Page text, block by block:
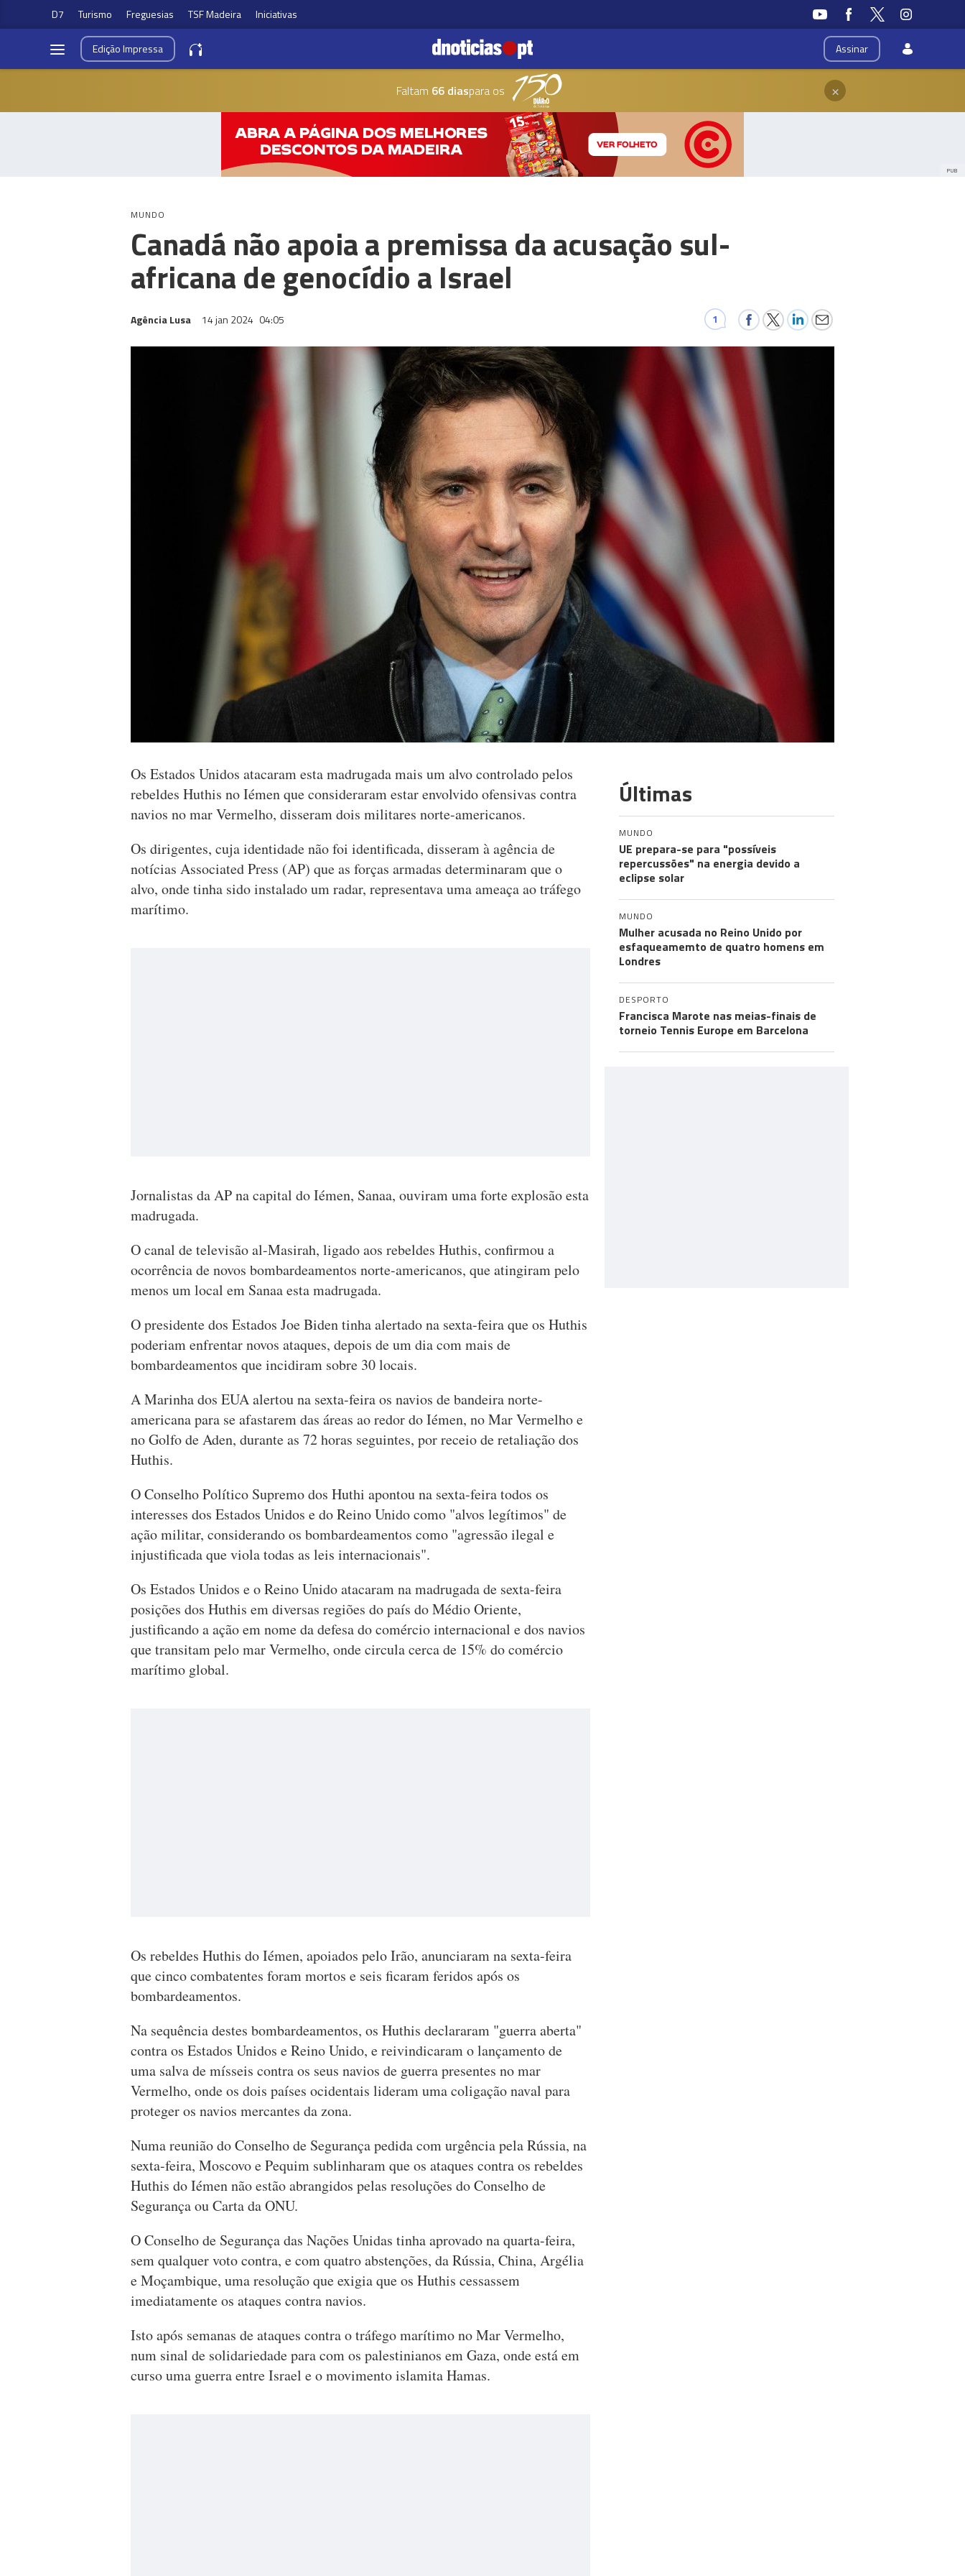
D7 Turismo Freguesias TSF Madeira Iniciativas
Assinar
EdiçãoImpressa
Faltam 66 diaspara os ×
PUB
MUNDO
Canadá não apoia a premissa da acusação sul-
africana de genocídio a Israel
Agência Lusa 14 jan 2024 04:05 1
Os Estados Unidos atacaram esta madrugada mais um alvo controlado pelos
rebeldes Huthis no Iémen que consideraram estar envolvido ofensivas contra
navios no mar Vermelho, disseram dois militares norte-americanos.
Os dirigentes, cuja identidade não foi identificada, disseram à agência de
notícias Associated Press (AP) que as forças armadas determinaram que o
alvo, onde tinha sido instalado um radar, representava uma ameaça ao tráfego
marítimo.
Jornalistas da AP na capital do Iémen, Sanaa, ouviram uma forte explosão esta
madrugada.
O canal de televisão al-Masirah, ligado aos rebeldes Huthis, confirmou a
ocorrência de novos bombardeamentos norte-americanos, que atingiram pelo
menos um local em Sanaa esta madrugada.
O presidente dos Estados Joe Biden tinha alertado na sexta-feira que os Huthis
poderiam enfrentar novos ataques, depois de um dia com mais de
bombardeamentos que incidiram sobre 30 locais.
A Marinha dos EUA alertou na sexta-feira os navios de bandeira norte-
americana para se afastarem das áreas ao redor do Iémen, no Mar Vermelho e
no Golfo de Aden, durante as 72 horas seguintes, por receio de retaliação dos
Huthis.
O Conselho Político Supremo dos Huthi apontou na sexta-feira todos os
interesses dos Estados Unidos e do Reino Unido como "alvos legítimos" de
ação militar, considerando os bombardeamentos como "agressão ilegal e
injustificada que viola todas as leis internacionais".
Os Estados Unidos e o Reino Unido atacaram na madrugada de sexta-feira
posições dos Huthis em diversas regiões do país do Médio Oriente,
justificando a ação em nome da defesa do comércio internacional e dos navios
que transitam pelo mar Vermelho, onde circula cerca de 15% do comércio
marítimo global.
Os rebeldes Huthis do Iémen, apoiados pelo Irão, anunciaram na sexta-feira
que cinco combatentes foram mortos e seis ficaram feridos após os
bombardeamentos.
Na sequência destes bombardeamentos, os Huthis declararam "guerra aberta"
contra os Estados Unidos e Reino Unido, e reivindicaram o lançamento de
uma salva de mísseis contra os seus navios de guerra presentes no mar
Vermelho, onde os dois países ocidentais lideram uma coligação naval para
proteger os navios mercantes da zona.
Numa reunião do Conselho de Segurança pedida com urgência pela Rússia, na
sexta-feira, Moscovo e Pequim sublinharam que os ataques contra os rebeldes
Huthis do Iémen não estão abrangidos pelas resoluções do Conselho de
Segurança ou Carta da ONU.
O Conselho de Segurança das Nações Unidas tinha aprovado na quarta-feira,
sem qualquer voto contra, e com quatro abstenções, da Rússia, China, Argélia
e Moçambique, uma resolução que exigia que os Huthis cessassem
imediatamente os ataques contra navios.
Isto após semanas de ataques contra o tráfego marítimo no Mar Vermelho,
num sinal de solidariedade para com os palestinianos em Gaza, onde está em
curso uma guerra entre Israel e o movimento islamita Hamas.
Últimas
MUNDO
UE prepara-se para "possíveis
repercussões" na energia devido a
eclipse solar
MUNDO
Mulher acusada no Reino Unido por
esfaqueamemto de quatro homens em
Londres
DESPORTO
Francisca Marote nas meias-finais de
torneio Tennis Europe em Barcelona